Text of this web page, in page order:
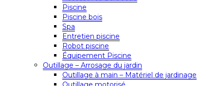
Piscine
Piscine bois
Spa
Entretien piscine
Robot piscine
Équipement Piscine
Outillage – Arrosage du jardin
Outillage à main – Matériel de jardinage